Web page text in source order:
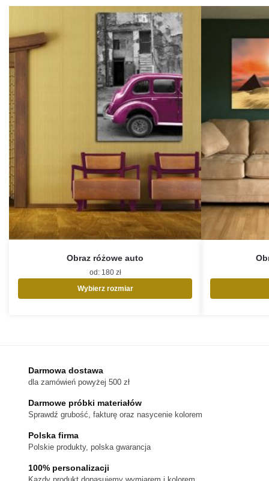
Obraz różowe auto
od: 180 zł
Wybierz rozmiar
wybrać
stronie
produktu
Darmowa dostawa
dla zamówień powyżej 500 zł
Darmowe próbki materiałów
Sprawdź grubość, fakturę oraz nasycenie kolorem
Polska firma
Polskie produkty, polska gwarancja
100% personalizacji